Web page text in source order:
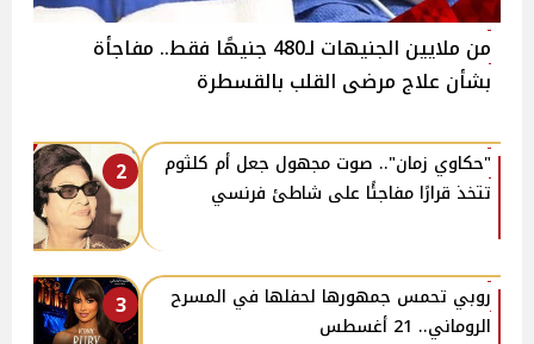
من ملايين الجنيهات لـ480 جنيهًا فقط.. مفاجأة
بشأن علاج مرضى القلب بالقسطرة
2
"حكاوي زمان".. صوت مجهول جعل أم كلثوم
تتخذ قرارًا مفاجئًا على شاطئ فرنسي
3
روبي تحمس جمهورها لحفلها في المسرح
الروماني.. 21 أغسطس